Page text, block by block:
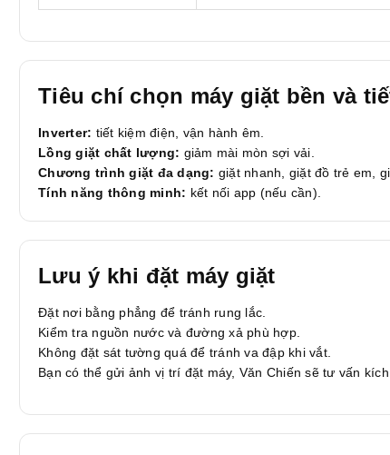
Tiêu chí chọn máy giặt bền và
Inverter: tiết kiệm điện, vận hành êm.
Lồng giặt chất lượng: giảm mài mòn sợi vải.
Chương trình giặt đa dạng: giặt nhanh, giặt đồ trẻ em,
Tính năng thông minh: kết nối app (nếu cần).
Lưu ý khi đặt máy giặt
Đặt nơi bằng phẳng để tránh rung lắc.
Kiểm tra nguồn nước và đường xả phù hợp.
Không đặt sát tường quá để tránh va đập khi vắt.
Bạn có thể gửi ảnh vị trí đặt máy, Văn Chiến sẽ tư vấn